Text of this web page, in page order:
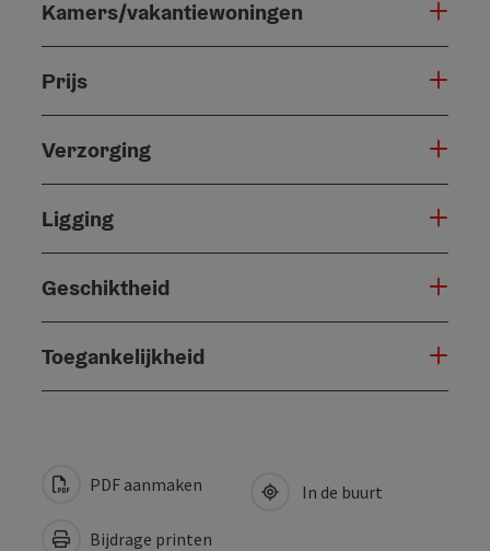
Kamers/vakantiewoningen
Prijs
Verzorging
Ligging
Geschiktheid
Toegankelijkheid
PDF aanmaken
Bijdrage printen
In de buurt